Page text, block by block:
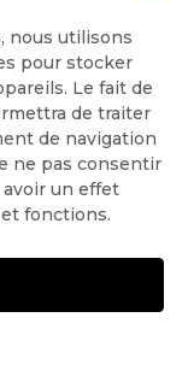
nous utilisons
pour stocker
Le fait de
de traiter
de navigation
ne pas consentir
un effet
fonctions.